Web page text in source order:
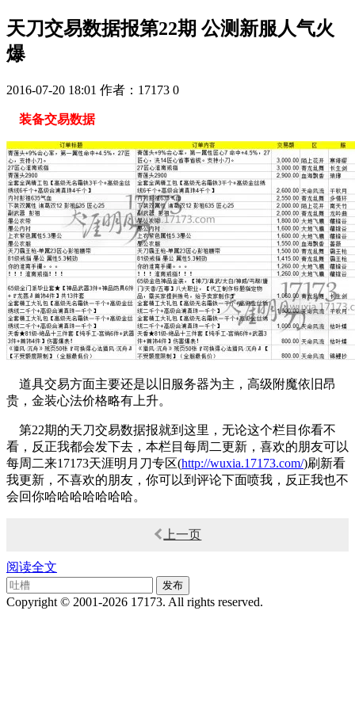
天刀交易数据报第22期 公测新服人气火
爆
2016-07-20 18:01 作者：17173 0
装备交易数据
道具交易方面主要还是以旧服务器为主，高级附魔依旧昂
贵，金装心法价格略有上升。
第22期的天刀交易数据报就到这里，无论这个栏目你看不
看，反正我都会发下去，本栏目每周二更新，喜欢的朋友可以
每周二来17173天涯明月刀专区(http://wuxia.17173.com/)刷新看
我更新，不喜欢的朋友，你可以到评论下面喷我，反正我也不
会回你哈哈哈哈哈哈哈。
上一页
阅读全文
Copyright © 2001-2026 17173. All rights reserved.